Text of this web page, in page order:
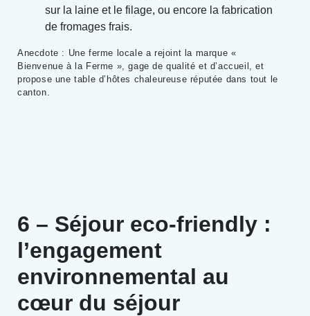
sur la laine et le filage, ou encore la fabrication
de fromages frais.
Anecdote : Une ferme locale a rejoint la marque «
Bienvenue à la Ferme », gage de qualité et d’accueil, et
propose une table d’hôtes chaleureuse réputée dans tout le
canton.
6 – Séjour eco-friendly :
l’engagement
environnemental au
cœur du séjour